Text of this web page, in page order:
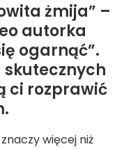
żmija” –
autorka
ogarnąć”.
skutecznych
ci rozprawić
więcej niż